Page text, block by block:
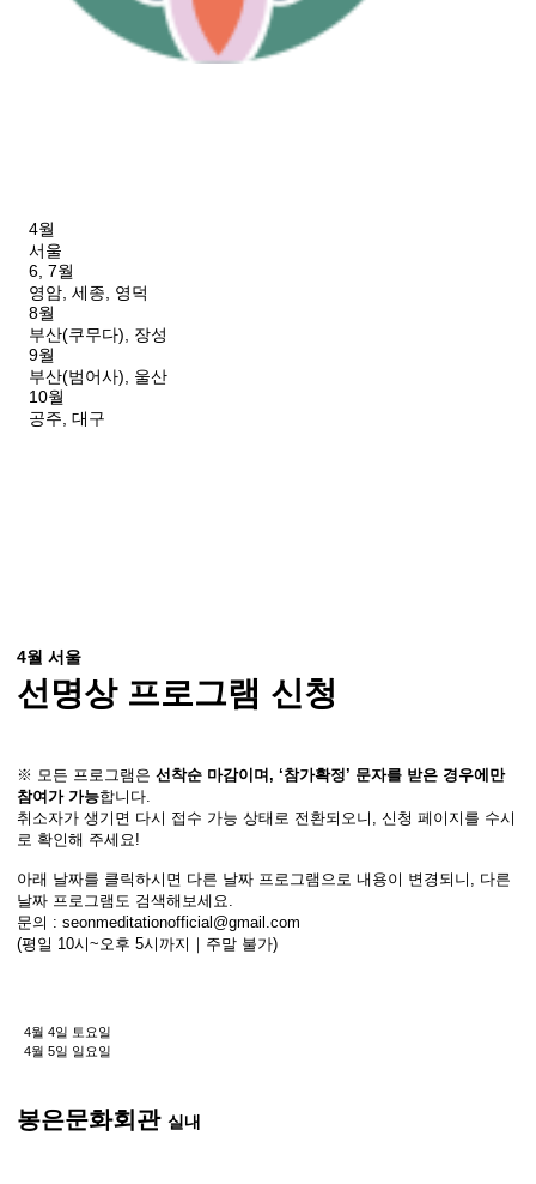
4월
서울
6, 7월
영암, 세종, 영덕
8월
부산(쿠무다), 장성
9월
부산(범어사), 울산
10월
공주, 대구
4월 서울
선명상 프로그램 신청
※ 모든 프로그램은 선착순 마감이며, ‘참가확정’ 문자를 받은 경우에만
참여가 가능합니다.
취소자가 생기면 다시 접수 가능 상태로 전환되오니, 신청 페이지를 수시
로 확인해 주세요!
아래 날짜를 클릭하시면 다른 날짜 프로그램으로 내용이 변경되니, 다른
날짜 프로그램도 검색해보세요.
문의 : seonmeditationofficial@gmail.com
(평일 10시~오후 5시까지｜주말 불가)
4월 4일 토요일
4월 5일 일요일
봉은문화회관 실내